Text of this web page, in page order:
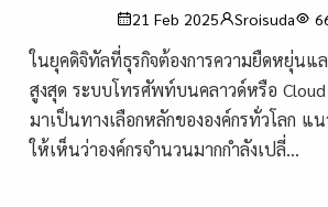
21 Feb 2025 Sroisuda
ในยุคดิจิทัลที่ธุรกิจต้องการความยืดหยุ่นแ
สูงสุด ระบบโทรศัพท์บนคลาวด์หรือ Cloud
มาเป็นทางเลือกหลักขององค์กรทั่วโลก แ
ให้เห็นว่าองค์กรจำนวนมากกำลังเปลี่...